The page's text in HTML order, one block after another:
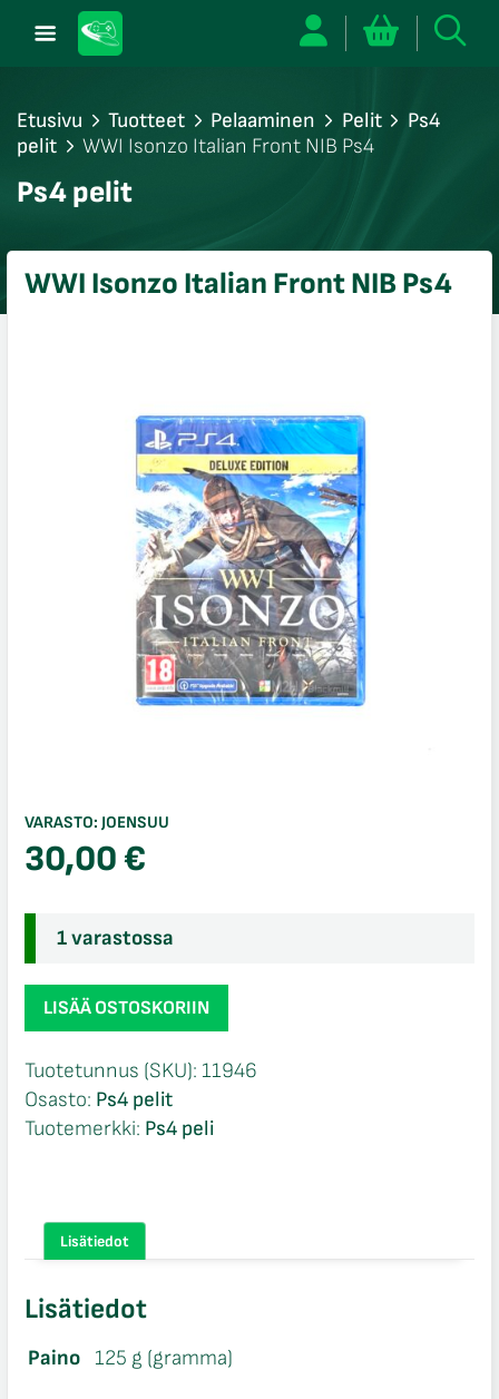
Etusivu Tuotteet Pelaaminen Pelit
Ps4
pelit
WWI Isonzo Italian Front NIB Ps4
Ps4 pelit
WWI Isonzo Italian Front NIB Ps4
VARASTO: JOENSUU
30,00€
1 varastossa
WWI
Isonzo
Front
NIB
Ps4
LISÄÄ OSTOSKORIIN
Tuotetunnus (SKU): 11946
Osasto: Ps4 pelit
Tuotemerkki: Ps4 peli
Lisätiedot
Lisätiedot
Paino 125 g (gramma)
sulje
sulje